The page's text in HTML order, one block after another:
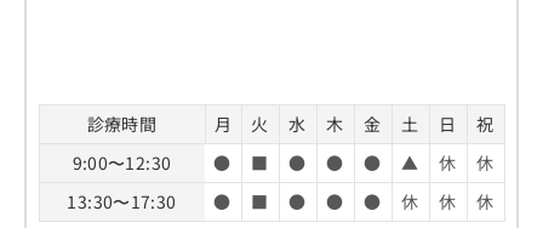
診療時間 月 火 水 木 金 土 日
祝
9:00〜12:30
● ■ ● ● ● ▲ 休
休
13:30〜17:30
● ■ ● ● ● 休 休
休